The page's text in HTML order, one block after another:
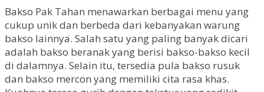
Bakso Pak Tahan menawarkan berbagai menu yang
cukup unik dan berbeda dari kebanyakan warung
bakso lainnya. Salah satu yang paling banyak dicari
adalah bakso beranak yang berisi bakso-bakso kecil
di dalamnya. Selain itu, tersedia pula bakso rusuk
dan bakso mercon yang memiliki cita rasa khas.